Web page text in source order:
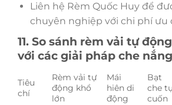
Liên hệ Rèm Quốc Huy để
chuyên nghiệp với chi phí ưu
11. So sánh rèm vải tự
với các giải pháp che
Tiêu
chí
Rèm vải tự
động khổ
lớn
Mái
hiên di
động
Bạt
che
cuốn